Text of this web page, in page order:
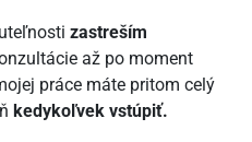
zastreším
až po moment
práce máte pritom celý
kedykoľvek vstúpiť.